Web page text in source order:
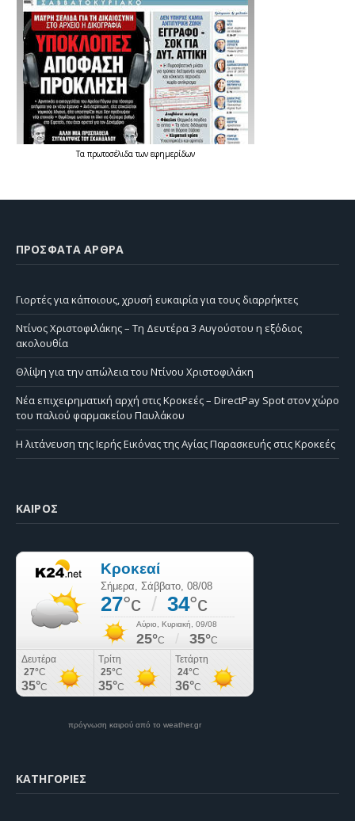
Τα πρωτοσέλιδατων εφημερίδων
ΠΡΌΣΦΑΤΑ ΆΡΘΡΑ
Γιορτές για κάποιους, χρυσή ευκαιρία για τους διαρρήκτες
Ντίνος Χριστοφιλάκης – Τη Δευτέρα 3 Αυγούστου η εξόδιος
ακολουθία
Θλίψη για την απώλεια του Ντίνου Χριστοφιλάκη
Νέα επιχειρηματική αρχή στις Κροκεές – DirectPay Spot στον χώρο
του παλιού φαρμακείου Παυλάκου
Η λιτάνευση της Ιερής Εικόνας της Αγίας Παρασκευής στις Κροκεές
ΚΑΙΡΌΣ
πρόγνωση καιρού από το weather.gr
KΑΤΗΓΟΡΊΕΣ